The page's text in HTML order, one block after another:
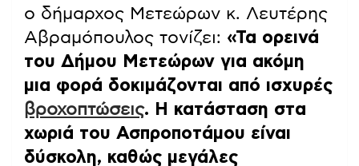
ο δήμαρχος Μετεώρων κ. Λευτέρης
Αβραμόπουλος τονίζει: «Τα ορεινά
του Δήμου Μετεώρων για ακόμη
μια φορά δοκιμάζονται από ισχυρές
βροχοπτώσεις. Η κατάσταση στα
χωριά του Ασπροποτάμου είναι
δύσκολη, καθώς μεγάλες